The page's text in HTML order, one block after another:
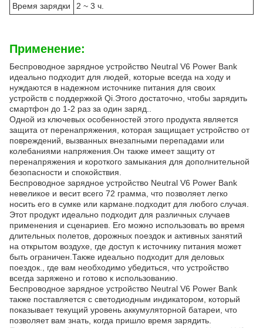
Время зарядки
2 ~ 3 ч.
Применение:
Беспроводное зарядное устройство Neutral V6 Power Bank
идеально подходит для людей, которые всегда на ходу и
нуждаются в надежном источнике питания для своих
устройств с поддержкой Qi.Этого достаточно, чтобы зарядить
смартфон до 1-2 раз за один заряд..
Одной из ключевых особенностей этого продукта является
защита от перенапряжения, которая защищает устройство от
повреждений, вызванных внезапными перепадами или
колебаниями напряжения.Он также имеет защиту от
перенапряжения и короткого замыкания для дополнительной
безопасности и спокойствия.
Беспроводное зарядное устройство Neutral V6 Power Bank
невеликое и весит всего 72 грамма, что позволяет легко
носить его в сумке или кармане.подходит для любого случая.
Этот продукт идеально подходит для различных случаев
применения и сценариев. Его можно использовать во время
длительных полетов, дорожных поездок и активных занятий
на открытом воздухе, где доступ к источнику питания может
быть ограничен.Также идеально подходит для деловых
поездок., где вам необходимо убедиться, что устройство
всегда заряжено и готово к использованию.
Беспроводное зарядное устройство Neutral V6 Power Bank
также поставляется с светодиодным индикатором, который
показывает текущий уровень аккумуляторной батареи, что
позволяет вам знать, когда пришло время зарядить.